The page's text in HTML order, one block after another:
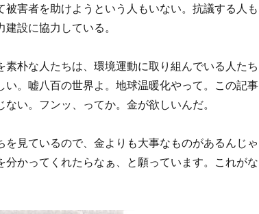
害者を助けようという人もいない。抗議する人も
設に協力している。
朴な人たちは、環境運動に取り組んでいる人たち
。嘘八百の世界よ。地球温暖化やって。この記事
い。フンッ、ってか。金が欲しいんだ。
見ているので、金よりも大事なものがあるんじゃ
かってくれたらなぁ、と願っています。これがな